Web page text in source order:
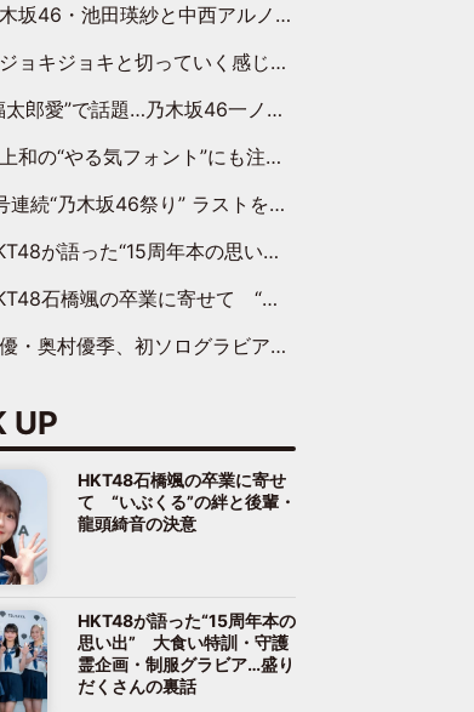
池田瑛紗と中西アルノが「真冬のかき氷」騒動で火花散らす！ 因縁の裏にあるのは、逆境をともに“凌”ぐ似た者同士の絆
ョキジョキと切っていく感じ」STU48中村舞、新しい挑戦は自らの手で
”で話題…乃木坂46一ノ瀬美空、地元福岡『めんべい25周年トップサポーター』に就任
“やる気フォント”にも注目 乃木坂46が挑んだ書道パフォーマンスの舞台裏
木坂46祭り” ラストを飾るのは賀喜遥香…5年ぶりの登場に「5年分大人になった私を見ていただけたら」
語った“15周年本の思い出” 大食い特訓・守護霊企画・制服グラビア…盛りだくさんの裏話
石橋颯の卒業に寄せて “いぶくる”の絆と後輩・龍頭綺音の決意
季、初ソログラビアで初ソロ表紙を飾る！ 初めて見せる表情や、声優を志したきっかけなどを語った必読のインタビューを掲載
UP
HKT48石橋颯の卒業に寄せ
て “いぶくる”の絆と後輩・
龍頭綺音の決意
HKT48が語った“15周年本の
思い出” 大食い特訓・守護
霊企画・制服グラビア…盛り
だくさんの裏話